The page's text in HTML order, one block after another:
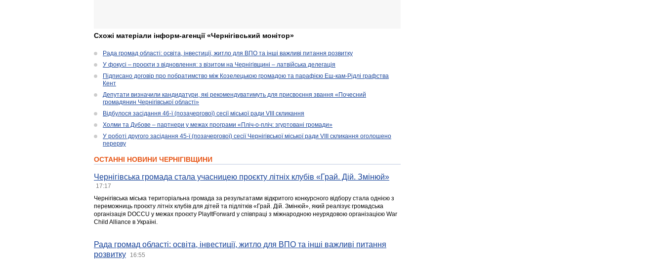
Схожі матеріали інформ-агенції «Чернігівський монітор»
Рада громад області: освіта, інвестиції, житло для ВПО та інші важливі питання розвитку
У фокусі – проєкти з відновлення: з візитом на Чернігівщині – латвійська делегація
Підписано договір про побратимство між Козелецькою громадою та парафією Еш-кам-Рідлі графства
Кент
Депутати визначили кандидатури, які рекомендуватимуть для присвоєння звання «Почесний
громадянин Чернігівської області»
Відбулося засідання 46-ї (позачергової) сесії міської ради VIII скликання
Холми та Дубове – партнери у межах програми «Пліч-о-пліч: згуртовані громади»
У роботі другого засідання 45-ї (позачергової) сесії Чернігівської міської ради VIII скликання оголошено
перерву
ОСТАННІ НОВИНИ ЧЕРНІГІВЩИНИ
Чернігівська громада стала учасницею проєкту літніх клубів «Грай. Дій. Змінюй»
17:17
Чернігівська міська територіальна громада за результатами відкритого конкурсного відбору стала однією з
переможниць проєкту літніх клубів для дітей та підлітків «Грай. Дій. Змінюй», який реалізує громадська
організація DOCCU у межах проєкту PlayItForward у співпраці з міжнародною неурядовою організацією War
Child Alliance в Україні.
Рада громад області: освіта, інвестиції, житло для ВПО та інші важливі питання
розвитку
16:55